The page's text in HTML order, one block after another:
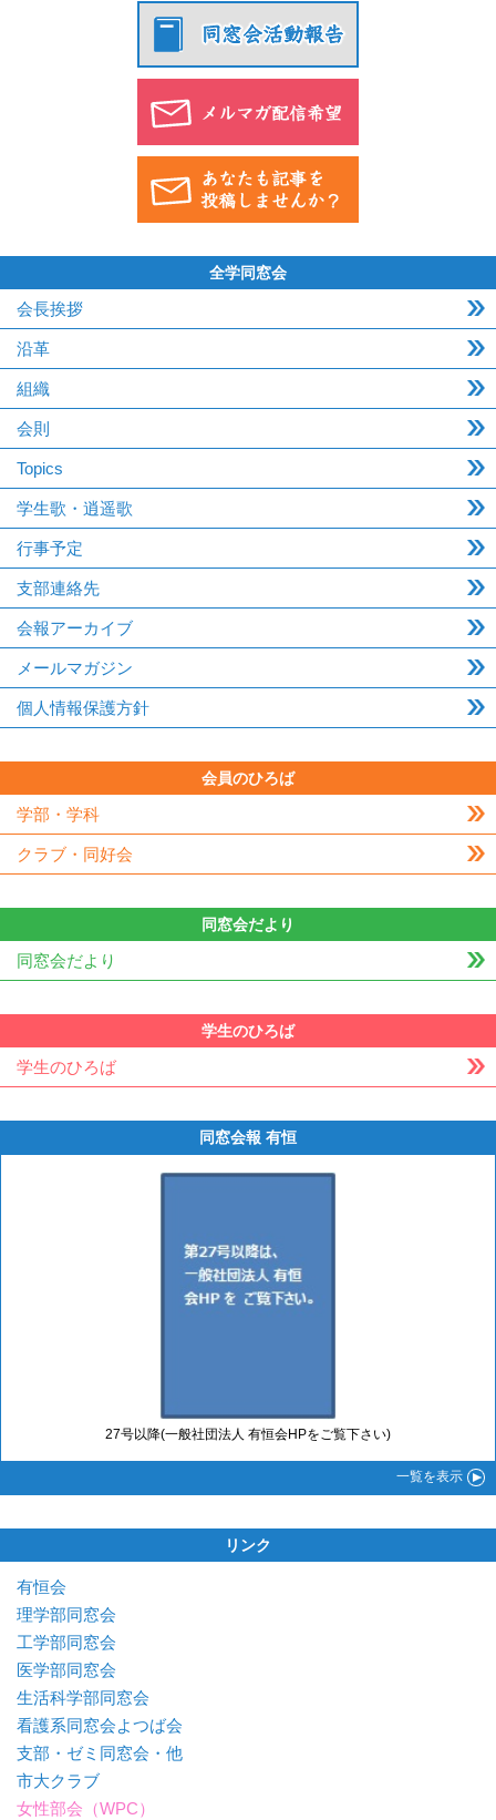
全学同窓会
会長挨拶
沿革
組織
会則
Topics
学生歌・逍遥歌
行事予定
支部連絡先
会報アーカイブ
メールマガジン
個人情報保護方針
会員のひろば
学部・学科
クラブ・同好会
同窓会だより
同窓会だより
学生のひろば
学生のひろば
同窓会報 有恒
27号以降(一般社団法人 有恒会HPをご覧下さい)
一覧を表示
リンク
有恒会
理学部同窓会
工学部同窓会
医学部同窓会
生活科学部同窓会
看護系同窓会よつば会
支部・ゼミ同窓会・他
市大クラブ
女性部会（WPC）